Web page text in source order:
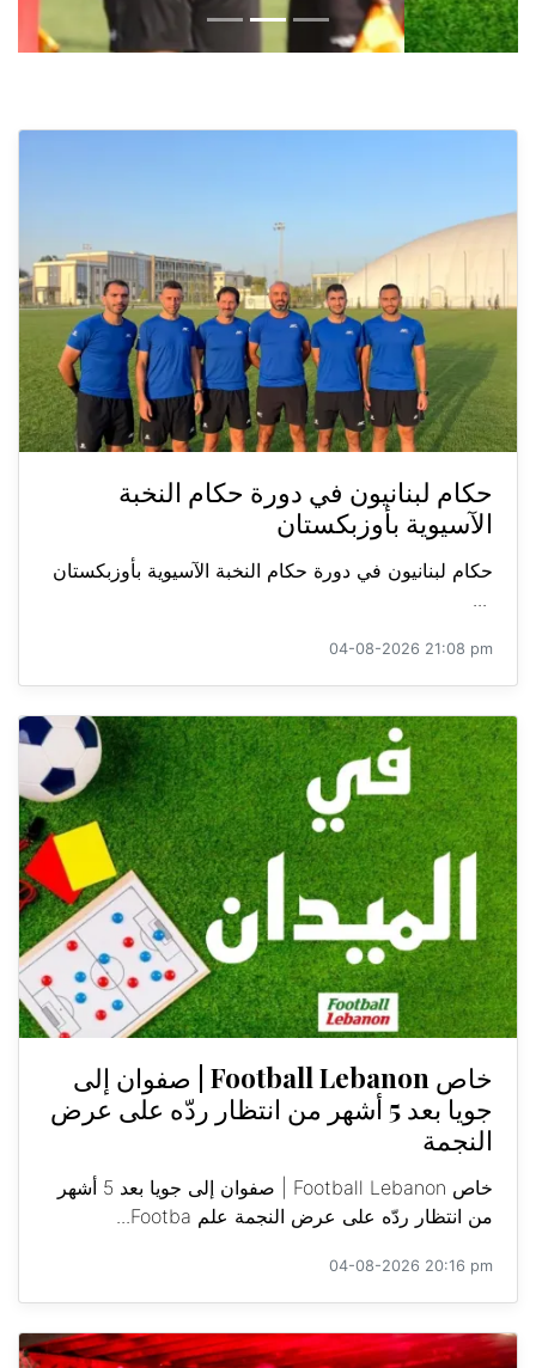
حكام لبنانيون في دورة حكام النخبة
الآسيوية بأوزبكستان
حكام لبنانيون في دورة حكام النخبة الآسيوية بأوزبكستان
...
04-08-2026 21:08 pm
خاص Football Lebanon | صفوان إلى
جويا بعد 5 أشهر من انتظار ردّه على عرض
النجمة
خاص Football Lebanon | صفوان إلى جويا بعد 5 أشهر
من انتظار ردّه على عرض النجمة علم Footba...
04-08-2026 20:16 pm